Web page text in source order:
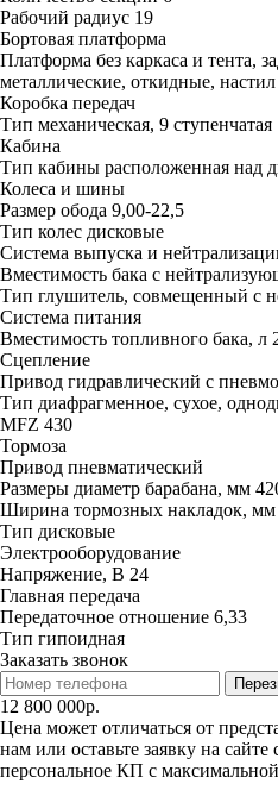
Рабочий радиус 19
Бортовая платформа
Платформа без каркаса и тента,
металлические, откидные,
Коробка передач
Тип механическая, 9 ступенчатая
Кабина
Тип кабины расположенная над
Колеса и шины
Размер обода 9,00-22,5
Тип колес дисковые
Система выпуска и
Вместимость бака с
Тип глушитель, совмещенный с
Система питания
Вместимость топливного бака, л
Сцепление
Привод гидравлический с
Тип диафрагменное, сухое,
MFZ 430
Тормоза
Привод пневматический
Размеры диаметр барабана, мм
Ширина тормозных накладок, мм
Тип дисковые
Электрооборудование
Напряжение, B 24
Главная передача
Передаточное отношение 6,33
Тип гипоидная
Заказать звонок
12 800 000р.
Цена может отличаться от
нам или оставьте заявку на
персональное КП с